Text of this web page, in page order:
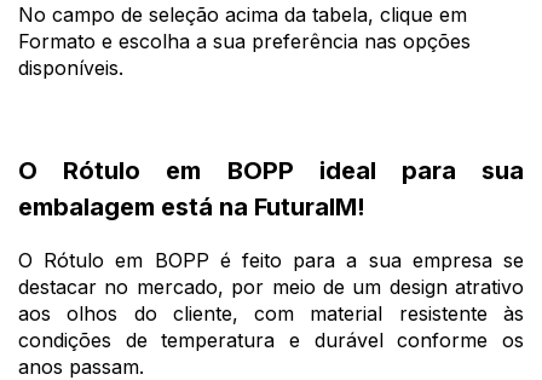
No campo de seleção acima da tabela, clique em
Formato e escolha a sua preferência nas opções
disponíveis.
O Rótulo em BOPP ideal para sua
embalagem está na FuturaIM!
O Rótulo em BOPP é feito para a sua empresa se
destacar no mercado, por meio de um design atrativo
aos olhos do cliente, com material resistente às
condições de temperatura e durável conforme os
anos passam.